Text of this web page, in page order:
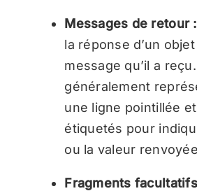
Messages de retour :
la réponse d’un
message qu’il a
généralement
une ligne pointillée
étiquetés pour
ou la valeur
Fragments